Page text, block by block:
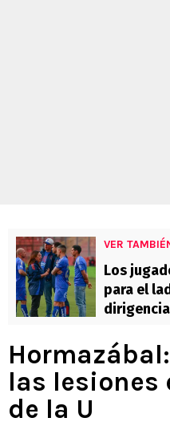
VER
Los
para el
las lesiones
de la U